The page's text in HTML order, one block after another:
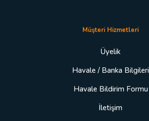
Müşteri Hizmetleri
Üyelik
Havale / Banka Bilgileri
Havale Bildirim Formu
İletişim